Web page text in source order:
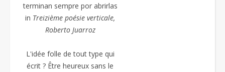
terminan sempre por abrirlas
in Treizième poésie verticale,
Roberto Juarroz
L'idée folle de tout type qui
écrit ? Être heureux sans le